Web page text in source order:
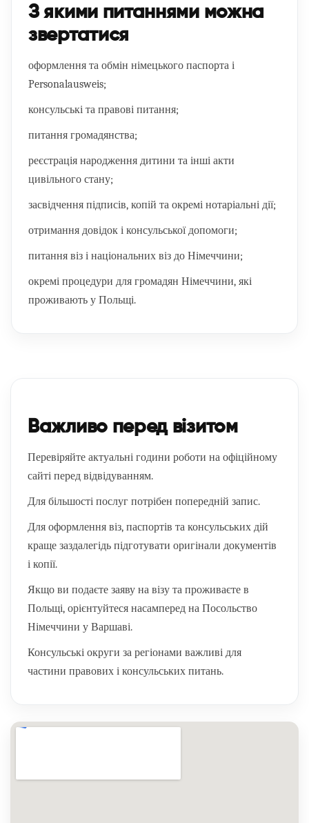
З якими питаннями можна
звертатися
оформлення та обмін німецького паспорта і
Personalausweis;
консульські та правові питання;
питання громадянства;
реєстрація народження дитини та інші акти
цивільного стану;
засвідчення підписів, копій та окремі нотаріальні дії;
отримання довідок і консульської допомоги;
питання віз і національних віз до Німеччини;
окремі процедури для громадян Німеччини, які
проживають у Польщі.
Важливо перед візитом
Перевіряйте актуальні години роботи на офіційному
сайті перед відвідуванням.
Для більшості послуг потрібен попередній запис.
Для оформлення віз, паспортів та консульських дій
краще заздалегідь підготувати оригінали документів
і копії.
Якщо ви подаєте заяву на візу та проживаєте в
Польщі, орієнтуйтеся насамперед на Посольство
Німеччини у Варшаві.
Консульські округи за регіонами важливі для
частини правових і консульських питань.